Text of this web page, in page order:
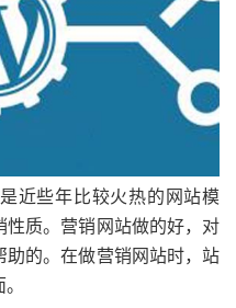
近些年比较火热的网站模
质。营销网站做的好，对
的。在做营销网站时，站